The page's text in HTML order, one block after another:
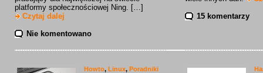
platformy społecznościowej Ning. […]
Czytaj dalej
Nie komentowano
15 komentarzy
Howto, Linux, Poradniki